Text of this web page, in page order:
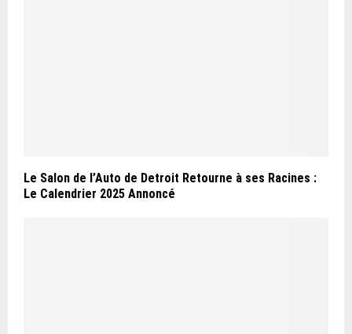
Le Salon de l’Auto de Detroit Retourne à ses Racines :
Le Calendrier 2025 Annoncé